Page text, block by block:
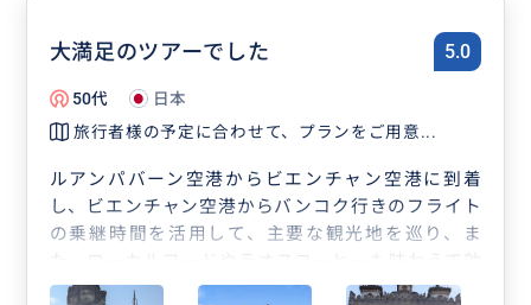
大満足のツアーでした 5.0
50代
日本
旅行者様の予定に合わせて、プランをご用意...
ルアンパバーン空港からビエンチャン空港に到着
し、ビエンチャン空港からバンコク行きのフライト
の乗継時間を活用して、主要な観光地を巡り、ま
た、ローカルフードやラオスコーヒーも味わえて効
率的に楽しめました。安心で大満足です！